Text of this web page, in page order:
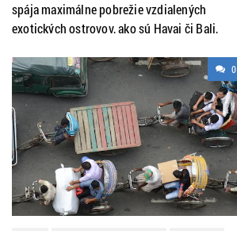
spája maximálne pobrežie vzdialených
exotických ostrovov, ako sú Havaj či Bali,
Lenže aj v Európe máte množstvo príležitostí
vyraziť s doskou v ústrety búrlivým vodám.
Na starom kontinente sa dokonca podarilo
pokoriť najvyššiu vlnu na svete.
0